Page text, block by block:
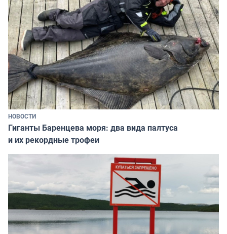
НОВОСТИ
Гиганты Баренцева моря: два вида палтуса
и их рекордные трофеи